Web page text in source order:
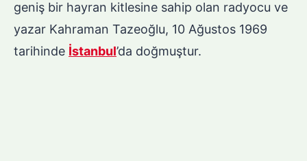
geniş bir hayran kitlesine sahip olan radyocu ve
yazar Kahraman Tazeoğlu, 10 Ağustos 1969
tarihinde İstanbul’da doğmuştur.